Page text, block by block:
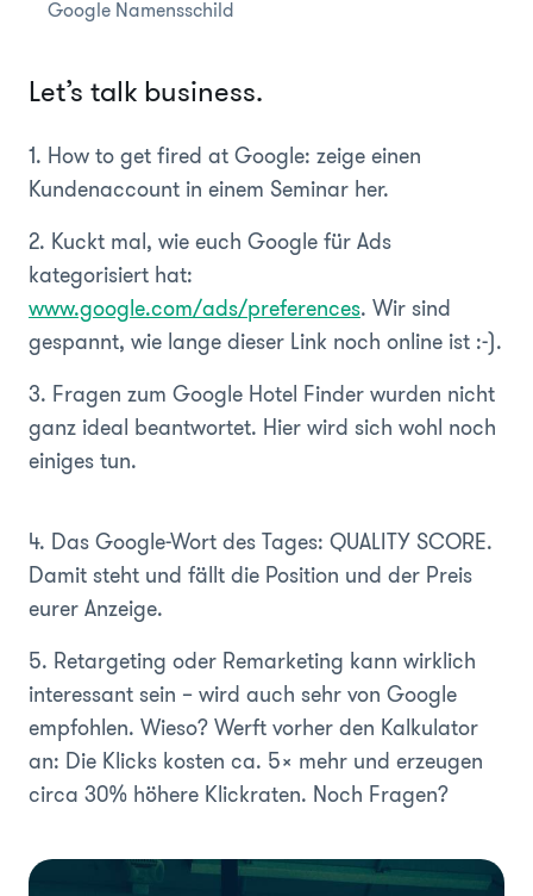
Google Namensschild
Let’s talk business.
1. How to get fired at Google: zeige einen
Kundenaccount in einem Seminar her.
2. Kuckt mal, wie euch Google für Ads
kategorisiert hat:
www.google.com/ads/preferences. Wir sind
gespannt, wie lange dieser Link noch online ist :-).
3. Fragen zum Google Hotel Finder wurden nicht
ganz ideal beantwortet. Hier wird sich wohl noch
einiges tun.
4. Das Google-Wort des Tages: QUALITY SCORE.
Damit steht und fällt die Position und der Preis
eurer Anzeige.
5. Retargeting oder Remarketing kann wirklich
interessant sein – wird auch sehr von Google
empfohlen. Wieso? Werft vorher den Kalkulator
an: Die Klicks kosten ca. 5x mehr und erzeugen
circa 30% höhere Klickraten. Noch Fragen?